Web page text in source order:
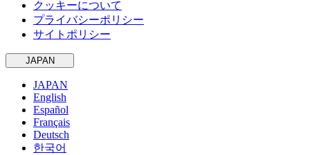
クッキーについて
プライバシーポリシー
サイトポリシー
JAPAN
JAPAN
English
Español
Français
Deutsch
한국어